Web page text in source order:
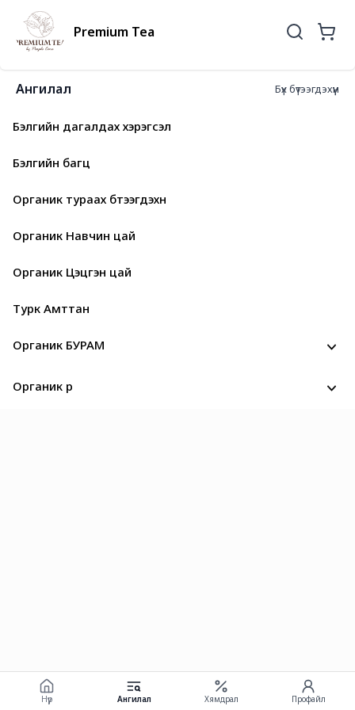
Premium Tea
Ангилал Бүх бүтээгдэхүүн
Бэлгийн дагалдах хэрэгсэл
Бэлгийн багц
Органик тураах бүтээгдэхүүн
Органик Навчин цай
Органик Цэцгэн цай
Турк Амттан
Органик БУРАМ
Органик үр
Нүүр Ангилал Хямдрал Профайл